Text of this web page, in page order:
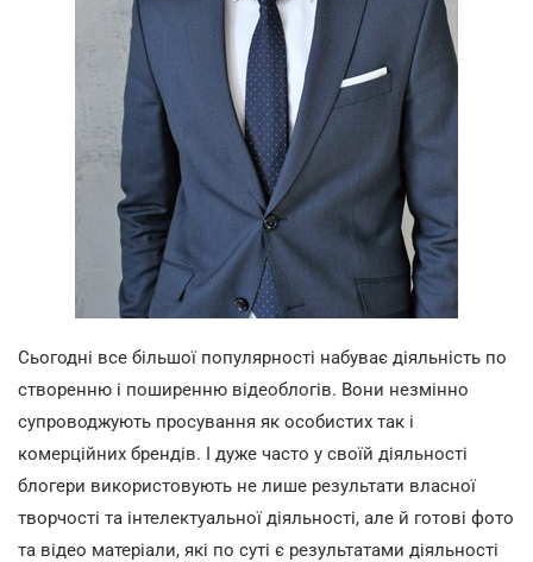
Сьогодні все більшої популярності набуває діяльність по
створенню і поширенню відеоблогів. Вони незмінно
супроводжують просування як особистих так і
комерційних брендів. І дуже часто у своїй діяльності
блогери використовують не лише результати власної
творчості та інтелектуальної діяльності, але й готові фото
та відео матеріали, які по суті є результатами діяльності